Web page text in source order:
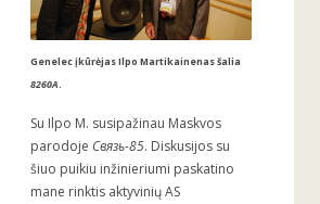
Genelec įkūrėjas Ilpo Martikainenas šalia
8260A.
Su Ilpo M. susipažinau Maskvos
parodoje Связь-85. Diskusijos su
šiuo puikiu inžinieriumi paskatino
mane rinktis aktyvinių AS